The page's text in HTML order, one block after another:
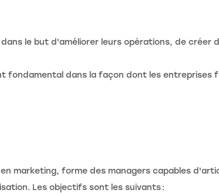
le but d'améliorer leurs opérations, de créer
fondamental dans la façon dont les entreprises
marketing, forme des managers capables
Les objectifs sont les suivants :